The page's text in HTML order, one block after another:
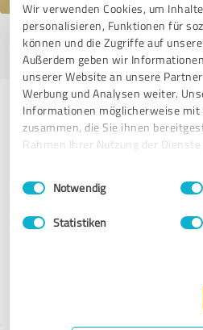
Wir verwenden Cookies, um
personalisieren, Funktionen für
können und die Zugriffe auf
Außerdem geben wir
unserer Website an unsere
Werbung und Analysen weiter.
Informationen möglicherweise
zusammen, die Sie ihnen
Rahmen Ihrer Nutzung der
Impressum
Einwilligungsauswahl
Notwendig
Statistiken
Profil aktiv seit 21.02.2023 |Letzte
melden
Erfahrungen
Anbietern aus
Daniel Mossa